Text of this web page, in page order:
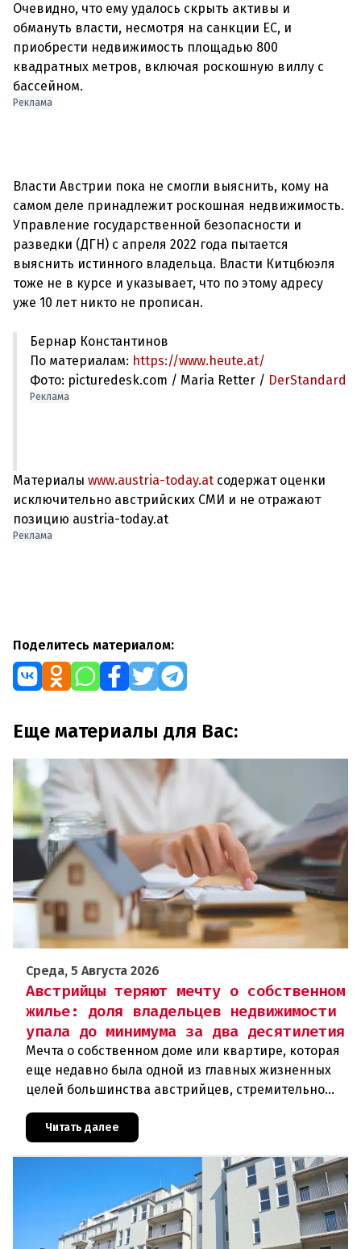
Очевидно, что ему удалось скрыть активы и
обмануть власти, несмотря на санкции ЕС, и
приобрести недвижимость площадью 800
квадратных метров, включая роскошную виллу с
Реклама
Власти Австрии пока не смогли выяснить, кому на
самом деле принадлежит роскошная недвижимость.
Управление государственной безопасности и
разведки (ДГН) с апреля 2022 года пытается
выяснить истинного владельца. Власти Китцбюэля
тоже не в курсе и указывает, что по этому адресу
Бернар Константинов
По материалам: https://www.heute.at/
Фото: picturedesk.com / Maria Retter / DerStandard
Реклама
Материалы www.austria-today.at содержат оценки
исключительно австрийских СМИ и не отражают
позицию austria-today.at
Реклама
Поделитесь материалом:
Еще материалы для Вас:
Среда, 5 Августа 2026
Австрийцы теряют мечту о собственном
жилье: доля владельцев недвижимости
упала до минимума за два десятилетия
Мечта о собственном доме или квартире, которая
еще недавно была одной из главных жизненных
целей большинства австрийцев, стремительно
теряет свою достижимость. Согласно анализу
Wiener Städtische Versi
Читать далее